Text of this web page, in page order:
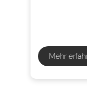
Mehr